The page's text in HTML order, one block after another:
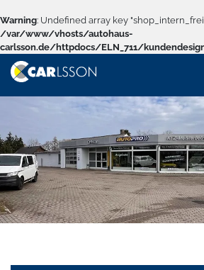
Warning: Undefined array key
/var/www/vhosts/autohaus-
carlsson.de/httpdocs/ELN_711/